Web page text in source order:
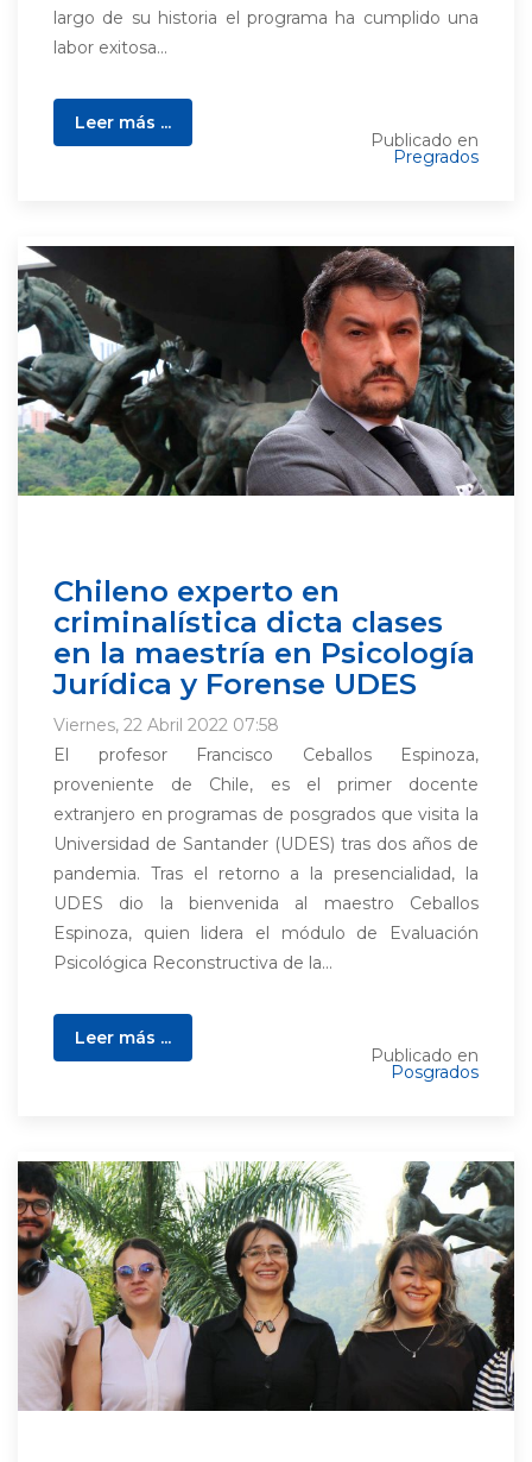
largo de su historia el programa ha cumplido una
labor exitosa...
Leer más ...
Publicado en
Pregrados
Chileno experto en
criminalística dicta clases
en la maestría en Psicología
Jurídica y Forense UDES
Viernes, 22 Abril 2022 07:58
El profesor Francisco Ceballos Espinoza,
proveniente de Chile, es el primer docente
extranjero en programas de posgrados que visita la
Universidad de Santander (UDES) tras dos años de
pandemia. Tras el retorno a la presencialidad, la
UDES dio la bienvenida al maestro Ceballos
Espinoza, quien lidera el módulo de Evaluación
Psicológica Reconstructiva de la...
Leer más ...
Publicado en
Posgrados